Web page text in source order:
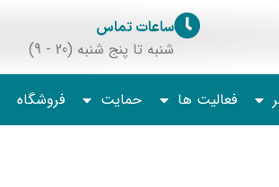
ساعات تماس
شنبه تا پنج شنبه (20 - 9)
فعالیت ها حمایت فروشگاه